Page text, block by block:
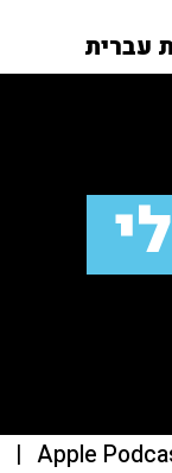
עברית
|